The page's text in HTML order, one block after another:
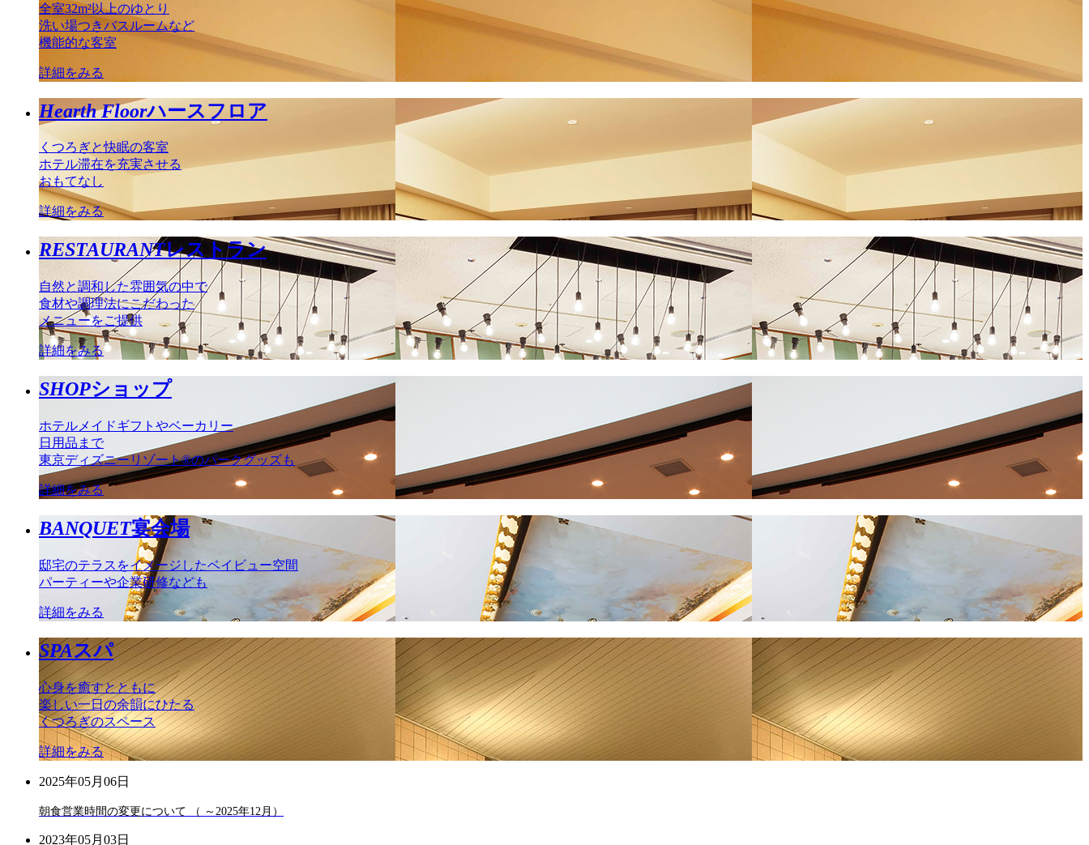
全室32m²以上のゆとり
洗い場つきバスルームなど
機能的な客室
詳細をみる
Hearth Floorハースフロア
くつろぎと快眠の客室
ホテル滞在を充実させる
おもてなし
詳細をみる
RESTAURANTレストラン
自然と調和した雰囲気の中で
食材や調理法にこだわった
メニューをご提供
詳細をみる
SHOPショップ
ホテルメイドギフトやベーカリー
日用品まで
東京ディズニーリゾート®のパークグッズも
詳細をみる
BANQUET宴会場
邸宅のテラスをイメージしたベイビュー空間
パーティーや企業研修なども
詳細をみる
SPAスパ
心身を癒すとともに
楽しい一日の余韻にひたる
くつろぎのスペース
詳細をみる
2025年05月06日
朝食営業時間の変更について （ ～2025年12月）
2023年05月03日